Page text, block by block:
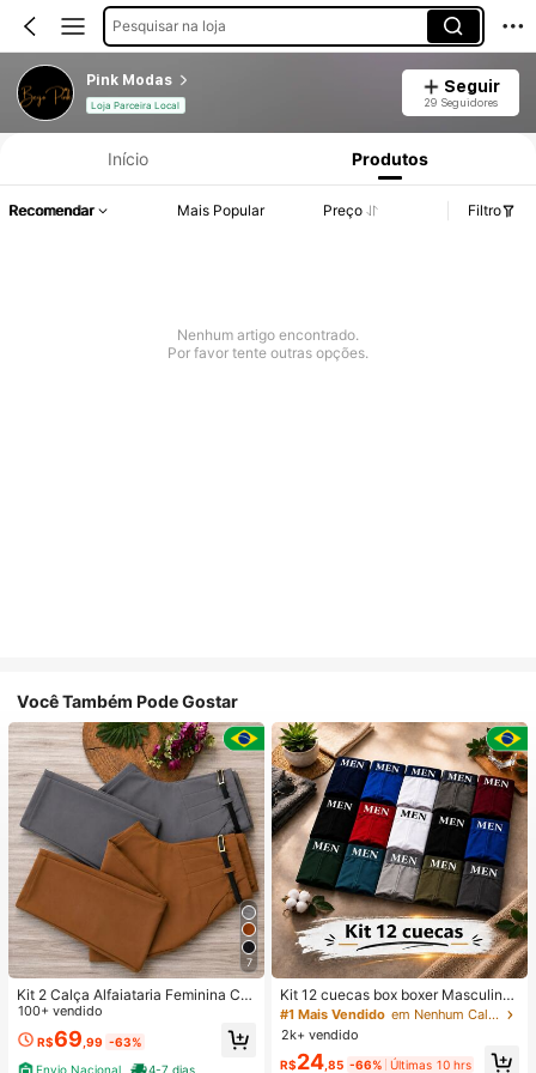
Pesquisar na loja
Pink Modas
Loja Parceira Local
Seguir
29 Seguidores
Início Produtos
Recomendar Mais Popular Preço Filtro
Nenhum artigo encontrado.
Por favor tente outras opções.
Você Também Pode Gostar
7
Kit 2 Calça Alfaiataria Feminina Co
m Cinto
100+ vendido
R$69 ,99 -63%
Envio Nacional
4-7 dias
Kit 12 cuecas box boxer Masculinas
Premium Microfibra Confort Boxer o
u 4
#1 Mais Vendido
em Nenhum Calções de banho masculinos
2k+ vendido
R$24 ,85 -66% Últimas 10 hrs